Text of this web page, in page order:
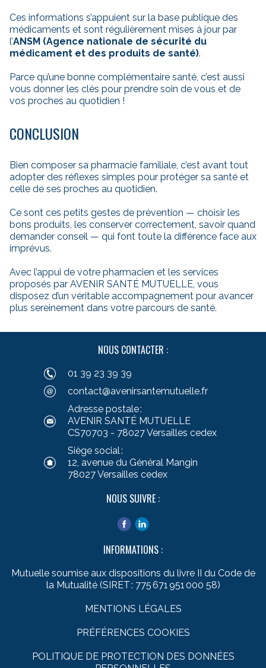
Ces informations s’appuient sur la base publique des
médicaments et sont régulièrement mises à jour par
l’ANSM (Agence nationale de sécurité du
médicament et des produits de santé).
Parce qu’une bonne complémentaire santé, c’est aussi
vous donner les clés pour prendre soin de vous et de
vos proches au quotidien !
CONCLUSION
Bien composer sa pharmacie familiale, c’est avant tout
adopter des réflexes simples pour protéger sa santé et
celle de ses proches au quotidien.
Ce sont ces petits gestes de prévention — choisir les
bons produits, les conserver correctement, savoir quand
demander conseil — qui font toute la différence face aux
imprévus.
Avec l’appui de votre pharmacien et les services
proposés par AVENIR SANTÉ MUTUELLE, vous
disposez d’un véritable accompagnement pour avancer
plus sereinement dans votre parcours de santé.
NOUS CONTACTER :
01 39 23 39 39
contact@avenirsantemutuelle.fr
Adresse postale :
AVENIR SANTÉ MUTUELLE
CS70703 - 78027 Versailles cedex
Siège social :
12, avenue du Général Mangin
78027 Versailles cedex
NOUS SUIVRE :
INFORMATIONS :
Mutuelle soumise aux dispositions du livre II du Code de
la Mutualité (SIRET : 775 671 951 000 58)
MENTIONS LÉGALES
PRÉFÉRENCES COOKIES
POLITIQUE DE PROTECTION DES DONNÉES